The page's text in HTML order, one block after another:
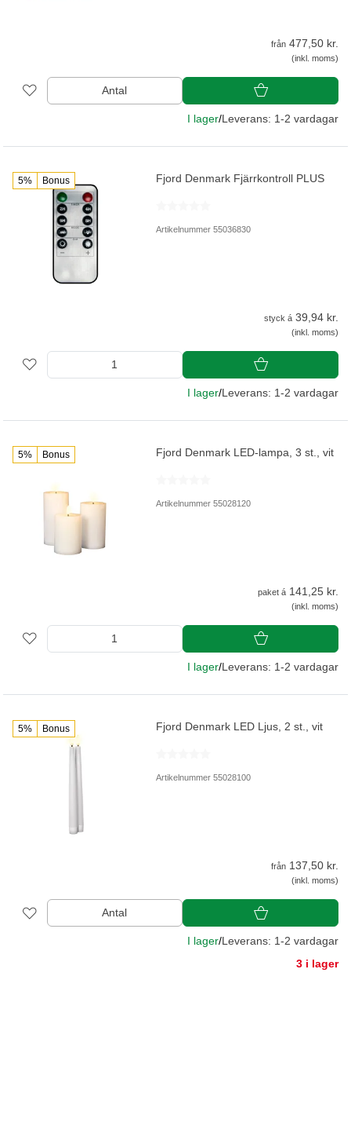
från 477,50 kr.
(inkl. moms)
Antal
I lager/Leverans: 1-2 vardagar
5% Bonus Fjord Denmark Fjärrkontroll PLUS
Artikelnummer 55036830
styck á 39,94 kr.
(inkl. moms)
I lager/Leverans: 1-2 vardagar
5% Bonus Fjord Denmark LED-lampa, 3 st., vit
Artikelnummer 55028120
paket á 141,25 kr.
(inkl. moms)
I lager/Leverans: 1-2 vardagar
5% Bonus Fjord Denmark LED Ljus, 2 st., vit
Artikelnummer 55028100
från 137,50 kr.
(inkl. moms)
Antal
I lager/Leverans: 1-2 vardagar
3 i lager